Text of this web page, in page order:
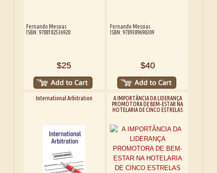
Fernando Messias
ISBN: 9788182536920
$25
Fernando Messias
ISBN: 9789389690309
$40
International Arbitration
A IMPORTÂNCIA DA LIDERANÇA
PROMOTORA DE BEM-ESTAR NA
HOTELARIA DE CINCO ESTRELAS